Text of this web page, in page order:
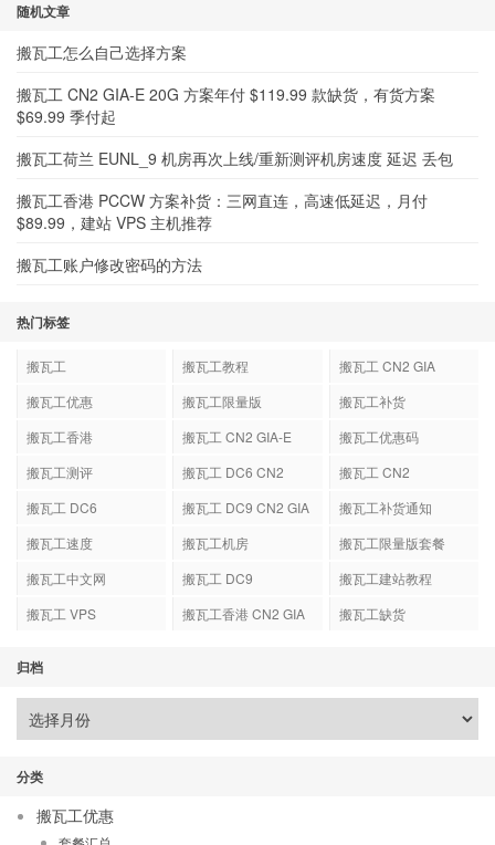
随机文章
搬瓦工怎么自己选择方案
搬瓦工 CN2 GIA-E 20G 方案年付 $119.99 款缺货，有货方案
$69.99 季付起
搬瓦工荷兰 EUNL_9 机房再次上线/重新测评机房速度 延迟 丢包
搬瓦工香港 PCCW 方案补货：三网直连，高速低延迟，月付
$89.99，建站 VPS 主机推荐
搬瓦工账户修改密码的方法
热门标签
搬瓦工 搬瓦工教程
搬瓦工 CN2 GIA
搬瓦工优惠
搬瓦工限量版
搬瓦工补货
搬瓦工香港
搬瓦工 CN2 GIA-E
搬瓦工优惠码
搬瓦工测评
搬瓦工 DC6 CN2
搬瓦工 CN2
搬瓦工 DC6
搬瓦工 DC9 CN2 GIA
搬瓦工补货通知
搬瓦工速度
搬瓦工机房
搬瓦工限量版套餐
搬瓦工中文网
搬瓦工 DC9
搬瓦工建站教程
搬瓦工 VPS
搬瓦工香港 CN2 GIA 搬瓦工缺货
归档
分类
搬瓦工优惠